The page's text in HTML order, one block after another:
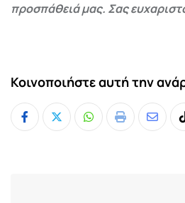
προσπάθειά μας. Σας
Κοινοποιήστε αυτή την
Whatsapp
Print
Share